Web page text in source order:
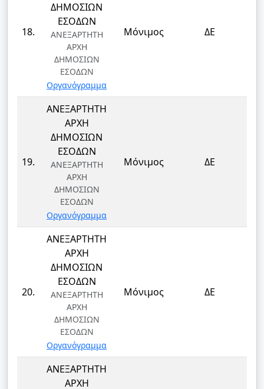
18.
ΔΗΜΟΣΙΩΝ
ΕΣΟΔΩΝ
ΑΝΕΞΑΡΤΗΤΗ
ΑΡΧΗ
ΔΗΜΟΣΙΩΝ
ΕΣΟΔΩΝ
Οργανόγραμμα
Μόνιμος ΔΕ
19.
ΑΝΕΞΑΡΤΗΤΗ
ΑΡΧΗ
ΔΗΜΟΣΙΩΝ
ΕΣΟΔΩΝ
ΑΝΕΞΑΡΤΗΤΗ
ΑΡΧΗ
ΔΗΜΟΣΙΩΝ
ΕΣΟΔΩΝ
Οργανόγραμμα
Μόνιμος ΔΕ
20.
ΑΝΕΞΑΡΤΗΤΗ
ΑΡΧΗ
ΔΗΜΟΣΙΩΝ
ΕΣΟΔΩΝ
ΑΝΕΞΑΡΤΗΤΗ
ΑΡΧΗ
ΔΗΜΟΣΙΩΝ
ΕΣΟΔΩΝ
Οργανόγραμμα
Μόνιμος ΔΕ
ΑΝΕΞΑΡΤΗΤΗ
ΑΡΧΗ